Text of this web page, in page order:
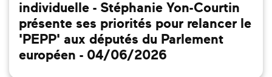
individuelle - Stéphanie Yon-Courtin
présente ses priorités pour relancer le
'PEPP' aux députés du Parlement
européen - 04/06/2026